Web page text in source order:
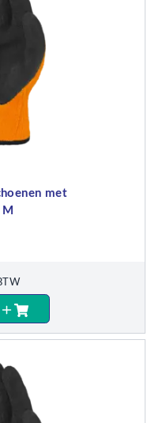
met